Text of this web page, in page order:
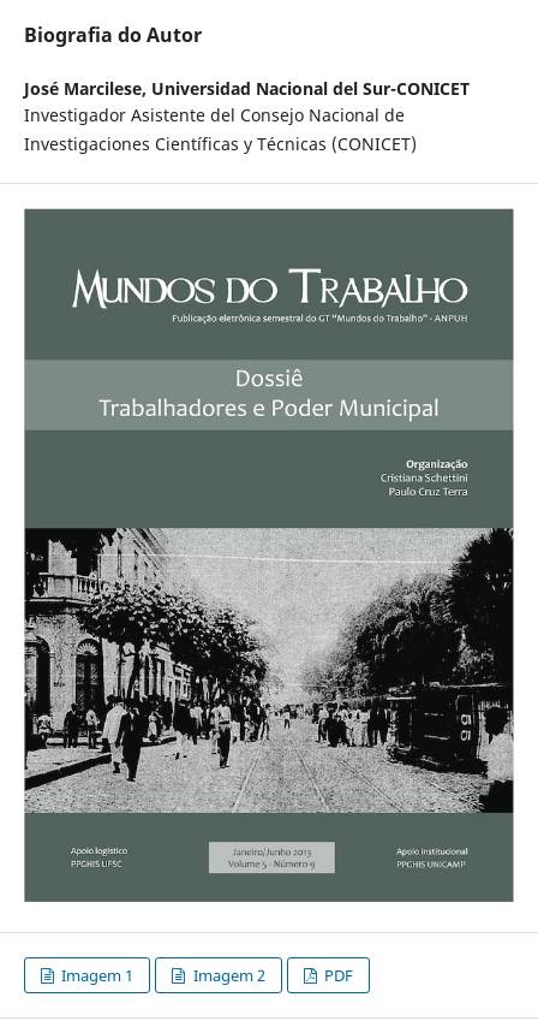
Biografia do Autor
José Marcilese, Universidad Nacional del Sur-CONICET
Investigador Asistente del Consejo Nacional de
Investigaciones Científicas y Técnicas (CONICET)
Imagem 1 Imagem 2 PDF